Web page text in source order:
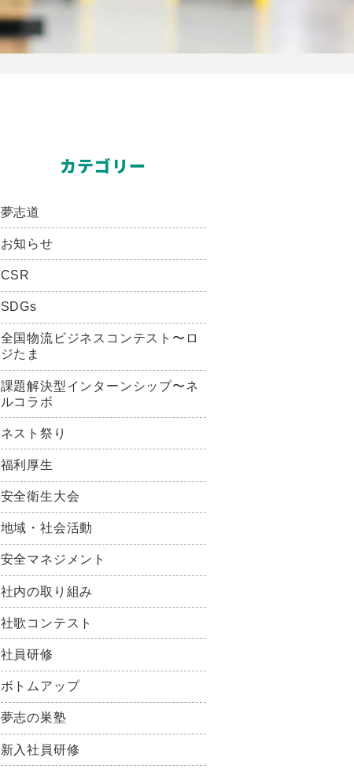
カテゴリー
夢志道
お知らせ
CSR
SDGs
全国物流ビジネスコンテスト〜ロ
ジたま
課題解決型インターンシップ〜ネ
ルコラボ
ネスト祭り
福利厚生
安全衛生大会
地域・社会活動
安全マネジメント
社内の取り組み
社歌コンテスト
社員研修
ボトムアップ
夢志の巣塾
新入社員研修